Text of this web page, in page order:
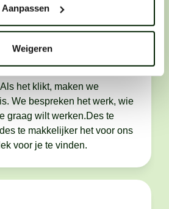
Aanpassen
Weigeren
contact
het klikt, maken we
We bespreken het werk, wie
graag wilt werken.Des te
te makkelijker het voor ons
voor je te vinden.